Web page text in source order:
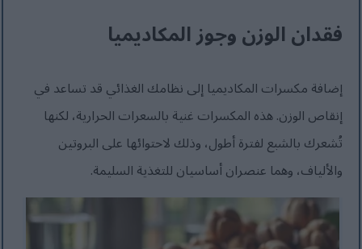
فقدان الوزن وجوز المكاديميا
إضافة مكسرات المكاديميا إلى نظامك الغذائي قد تساعد في
إنقاص الوزن. هذه المكسرات غنية بالسعرات الحرارية، لكنها
تُشعرك بالشبع لفترة أطول، وذلك لاحتوائها على البروتين
والألياف، وهما عنصران أساسيان للتغذية السليمة.